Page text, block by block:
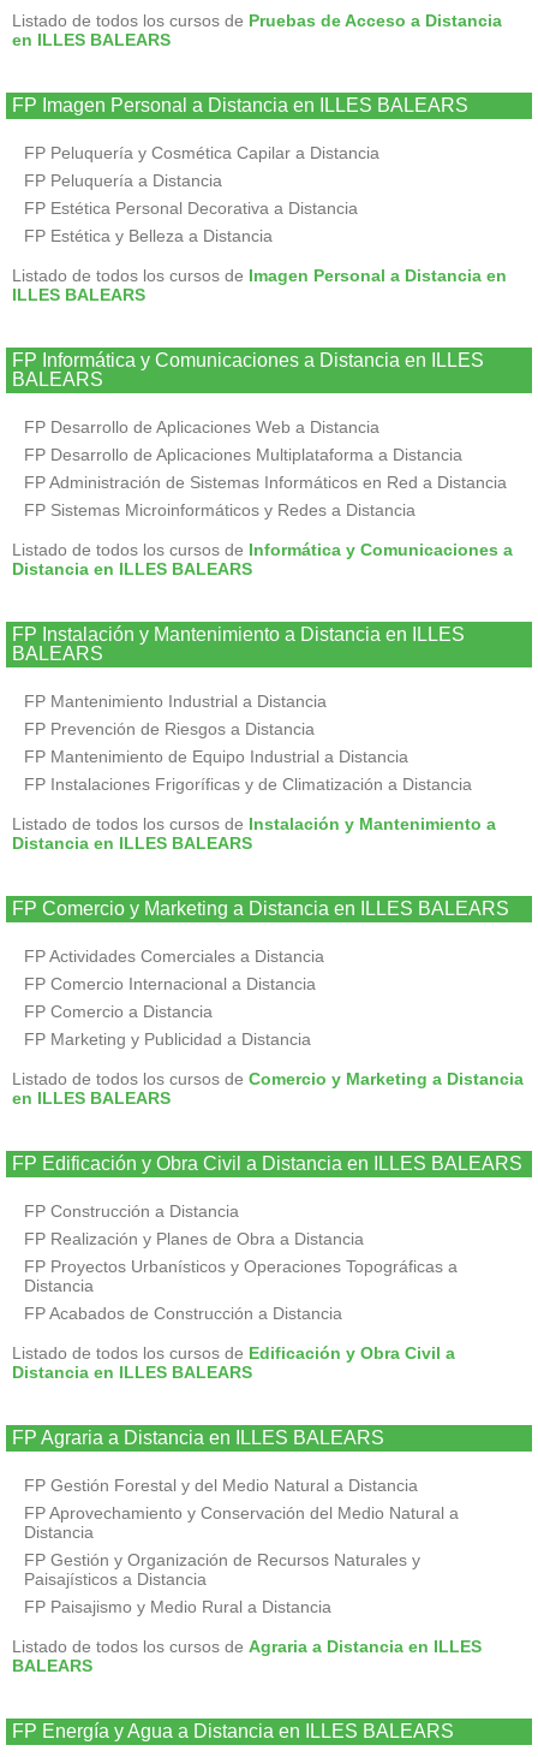
Listado de todos los cursos de Pruebas de Acceso a Distancia
en ILLES BALEARS
FP Imagen Personal a Distancia en ILLES BALEARS
FP Peluquería y Cosmética Capilar a Distancia
FP Peluquería a Distancia
FP Estética Personal Decorativa a Distancia
FP Estética y Belleza a Distancia
Listado de todos los cursos de Imagen Personal a Distancia en
ILLES BALEARS
FP Informática y Comunicaciones a Distancia en ILLES
BALEARS
FP Desarrollo de Aplicaciones Web a Distancia
FP Desarrollo de Aplicaciones Multiplataforma a Distancia
FP Administración de Sistemas Informáticos en Red a Distancia
FP Sistemas Microinformáticos y Redes a Distancia
Listado de todos los cursos de Informática y Comunicaciones a
Distancia en ILLES BALEARS
FP Instalación y Mantenimiento a Distancia en ILLES
BALEARS
FP Mantenimiento Industrial a Distancia
FP Prevención de Riesgos a Distancia
FP Mantenimiento de Equipo Industrial a Distancia
FP Instalaciones Frigoríficas y de Climatización a Distancia
Listado de todos los cursos de Instalación y Mantenimiento a
Distancia en ILLES BALEARS
FP Comercio y Marketing a Distancia en ILLES BALEARS
FP Actividades Comerciales a Distancia
FP Comercio Internacional a Distancia
FP Comercio a Distancia
FP Marketing y Publicidad a Distancia
Listado de todos los cursos de Comercio y Marketing a Distancia
en ILLES BALEARS
FP Edificación y Obra Civil a Distancia en ILLES BALEARS
FP Construcción a Distancia
FP Realización y Planes de Obra a Distancia
FP Proyectos Urbanísticos y Operaciones Topográficas a
Distancia
FP Acabados de Construcción a Distancia
Listado de todos los cursos de Edificación y Obra Civil a
Distancia en ILLES BALEARS
FP Agraria a Distancia en ILLES BALEARS
FP Gestión Forestal y del Medio Natural a Distancia
FP Aprovechamiento y Conservación del Medio Natural a
Distancia
FP Gestión y Organización de Recursos Naturales y
Paisajísticos a Distancia
FP Paisajismo y Medio Rural a Distancia
Listado de todos los cursos de Agraria a Distancia en ILLES
BALEARS
FP Energía y Agua a Distancia en ILLES BALEARS